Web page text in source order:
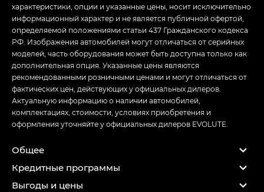
характеристики, опции и указанные цены, носит исключительно
информационный характер и не является публичной офертой,
определяемой положениями статьи 437 Гражданского кодекса
РФ. Изображения автомобилей могут отличаться от серийных
моделей, часть оборудования может быть доступна только как
дополнительная опция. Указанные цены являются
рекомендованными розничными ценами и могут отличаться от
фактических цен, действующих у официальных дилеров.
Актуальную информацию о наличии автомобилей,
комплектациях, стоимости, условиях приобретения и
оформления уточняйте у официальных дилеров EVOLUTE.
Общее
Кредитные программы
Выгоды и цены